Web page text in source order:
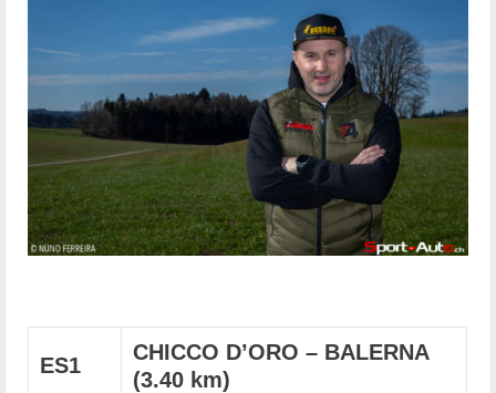
ES1
CHICCO D’ORO – BALERNA
(3.40 km)